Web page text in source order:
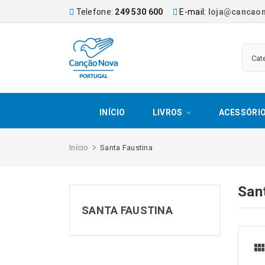
Telefone: 249 530 600 E-mail:
INÍCIO LIVROS
Início Santa Faustina
SANTA FAUSTINA